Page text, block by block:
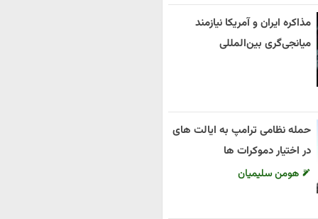
مذاکره ایران و آمریکا نیازمند
میانجی‌گری بین‌المللی
حمله نظامی ترامپ به ایالت های
در اختیار دموکرات ها
هومن سلیمیان